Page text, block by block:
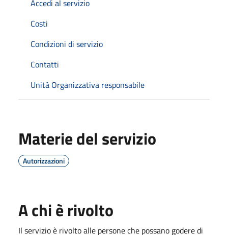
Accedi al servizio
Costi
Condizioni di servizio
Contatti
Unità Organizzativa responsabile
Materie del servizio
Autorizzazioni
A chi è rivolto
Il servizio è rivolto alle persone che possano godere di